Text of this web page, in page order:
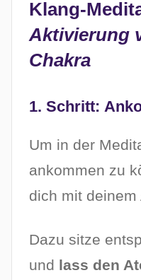
Klang-
Aktivierung
Chakra
1. Schritt:
Um in der
ankommen zu
dich mit deinem
Dazu sitze
und lass den